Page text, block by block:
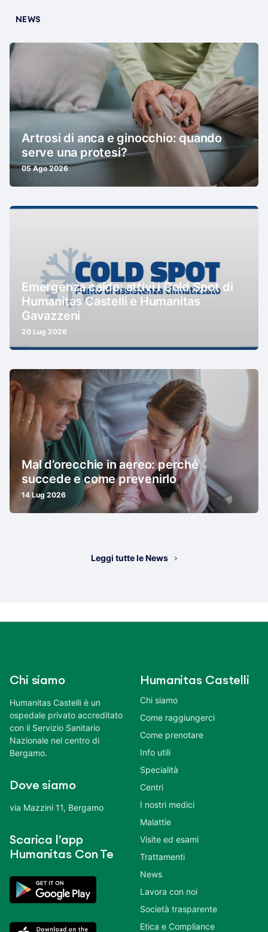
NEWS
Artrosi di anca e ginocchio: quando
serve una protesi?
05 Ago 2026
Emergenza caldo: attivi i Cold Spot di
Humanitas Castelli e Humanitas
Gavazzeni
20 Lug 2026
Mal d’orecchie in aereo: perché
succede e come prevenirlo
14 Lug 2026
Leggi tutte le News
Chi siamo
Humanitas Castelli è un
ospedale privato accreditato
con il Servizio Sanitario
Nazionale nel centro di
Bergamo.
Dove siamo
via Mazzini 11, Bergamo
Scarica l’app
Humanitas Con Te
Humanitas Castelli
Chi siamo
Come raggiungerci
Come prenotare
Info utili
Specialità
Centri
I nostri medici
Malattie
Visite ed esami
Trattamenti
News
Lavora con noi
Società trasparente
Etica e Compliance